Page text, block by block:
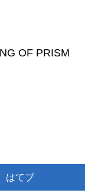
OF PRISM
はてブ